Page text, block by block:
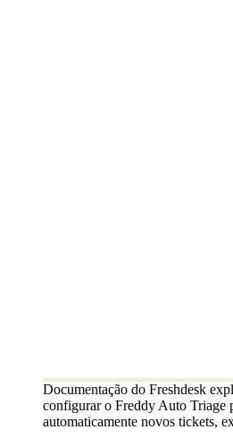
Documentação do Freshdesk
configurar o Freddy Auto Triage
automaticamente novos tickets,